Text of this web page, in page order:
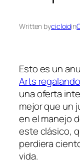
Written bycicloidin
Esto es un
Arts
una oferta
mejor que un
en el manejo
este clásico,
perdiera
vida.